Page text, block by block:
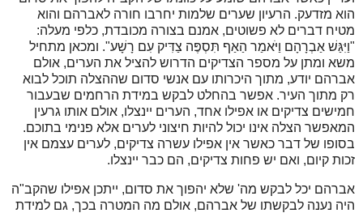
הוא מזדעק. הרעיון שערים שלמות יחרבו חורה לאברהם והוא
מטיח דברים לא פשוטים, אמנם בצורה מכובדת, כלפי מעלה:
"וַיִּגַּשׁ אַבְרָהָם וַיֹּאמַר הַאַף תִּסְפֶּה צַדִּיק עִם רָשָׁע". ומכאן מתחיל
משא ומתן על מספר הצדיקים הדרוש להציל את הערים, אולם
אברהם יודע, מתוך היכרותו עם אנשי סדום שההצלה תוכל לבוא
רק מתוך העיר. אפשר בהחלט לבקש במידת הרחמים שבעבור
חמישים צדיקים או אפילו אחד, הערים יינצלו, אולם אותו גרעין
המאפשר הצלה אינו יכול להיות חיצוני לערים אלא פנימי בתוכם.
בסופו של דבר כאשר אין אפילו עשרה צדיקים, לערים עצמם אין
זכות קיום, ואם יש פחות צדיקים, הם כבר יינצלו.
אברהם יכל לבקש מה' שלא יהפוך את סדום, ייתכן אפילו שהקב"ה
היה נענה לבקשתו של אברהם, אולם מה המטרה בכך, גם למידת